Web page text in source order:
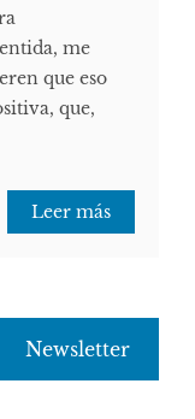
me
que eso
que,
Leer más
Newsletter